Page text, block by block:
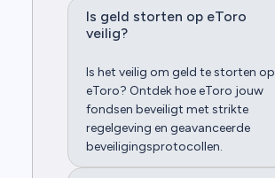
Is geld storten op eToro
veilig?
Is het veilig om geld te storten op
eToro? Ontdek hoe eToro jouw
fondsen beveiligt met strikte
regelgeving en geavanceerde
beveiligingsprotocollen.